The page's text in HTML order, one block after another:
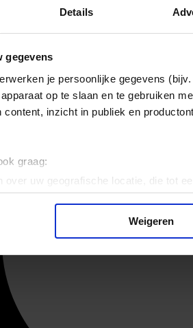
Details
gegevens
je persoonlijke gegevens
op te slaan en te gebruiken
content, inzicht in publiek en
graag:
over uw geografische locatie, die tot
door het actief te scannen op
gegevens worden verwerkt en
en advertenties te
Ook delen we informatie over uw
Deze partners kunnen deze
op basis van uw gebruik van
Weigeren